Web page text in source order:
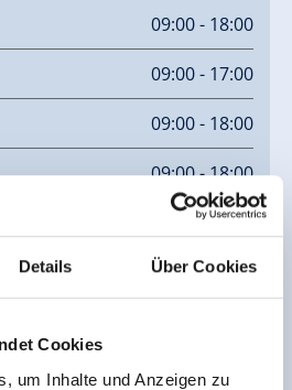
Details Über Cookies
Cookies
um Inhalte und Anzeigen zu
09:00 - 18:00
09:00 - 17:00
09:00 - 18:00
09:00 - 18:00
09:00 - 18:00